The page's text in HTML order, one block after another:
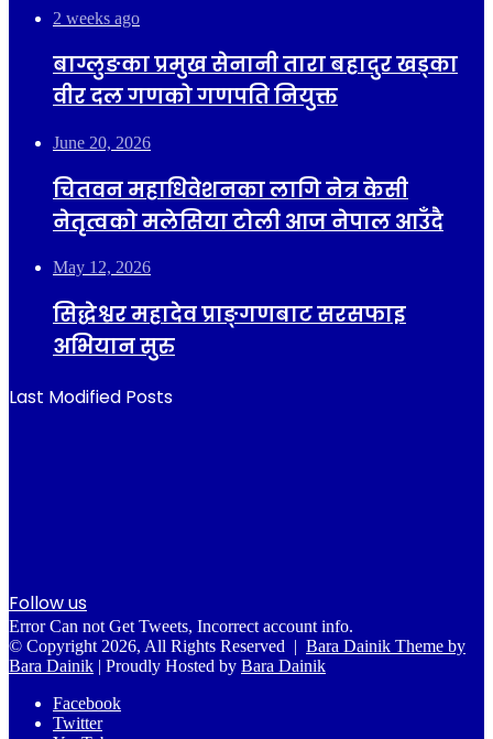
2 weeks ago
बाग्लुङका प्रमुख सेनानी तारा बहादुर खड्का
वीर दल गणको गणपति नियुक्त
June 20, 2026
चितवन महाधिवेशनका लागि नेत्र केसी
नेतृत्वको मलेसिया टोली आज नेपाल आउँदै
May 12, 2026
सिद्धेश्वर महादेव प्राङ्गणबाट सरसफाइ
अभियान सुरु
Last Modified Posts
Follow us
Error Can not Get Tweets, Incorrect account info.
© Copyright 2026, All Rights Reserved | Bara Dainik Theme by
Bara Dainik | Proudly Hosted by Bara Dainik
Facebook
Twitter